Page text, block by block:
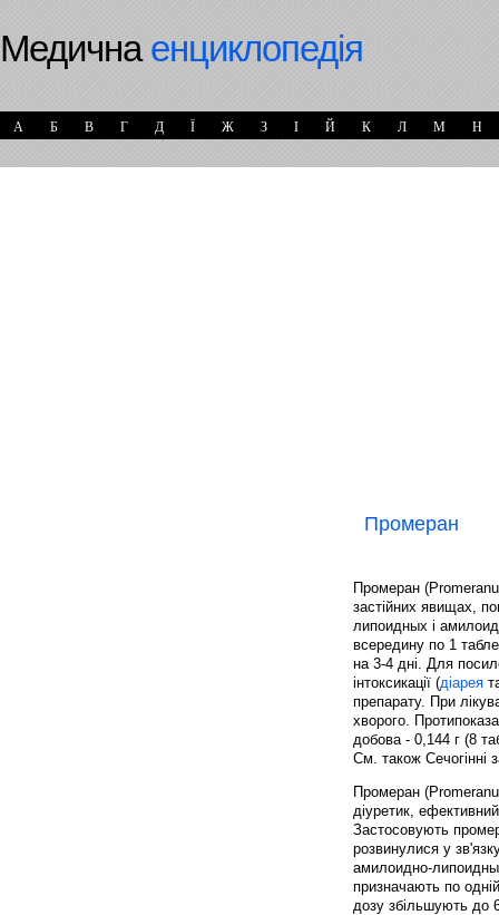
Медичнаенциклопедія
А Б В Г Д Ї Ж З І Й К Л М Н
Промеран
Промеран
застійних явищах,
липоидных і
всередину по 1
на 3-4 дні. Для
інтоксикації (діарея
препарату. При
хворого.
добова - 0,144 г (8
См. також Сечогінні
Промеран
діуретик,
Застосовують
розвинулися у
амилоидно-
призначають по
дозу збільшують до